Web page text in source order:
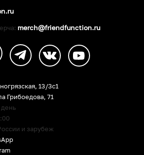
13/3c1
Грибоедова, 71
и зарубеж
merch@friendfunction.ru